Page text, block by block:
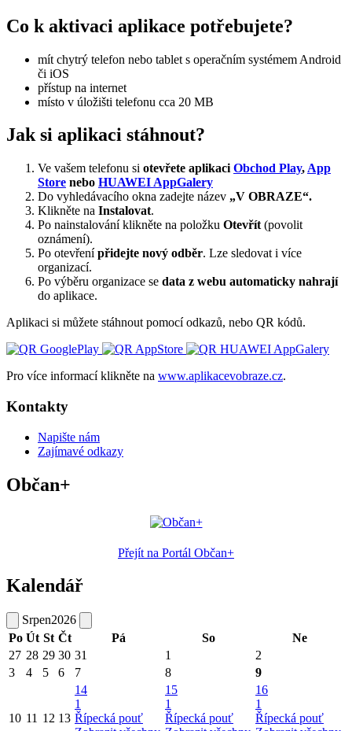
Co k aktivaci aplikace potřebujete?
mít chytrý telefon nebo tablet s operačním systémem Android
či iOS
přístup na internet
místo v úložišti telefonu cca 20 MB
Jak si aplikaci stáhnout?
Ve vašem telefonu si otevřete aplikaci Obchod Play, App
Store nebo HUAWEI AppGalery
Do vyhledávacího okna zadejte název „V OBRAZE“.
Klikněte na Instalovat.
Po nainstalování klikněte na položku Otevřít (povolit
oznámení).
Po otevřenípřidejte nový odběr. Lze sledovat i více
organizací.
Po výběru organizace se data z webu automaticky nahrají
do aplikace.
Aplikaci si můžete stáhnout pomocí odkazů, nebo QR kódů.
Pro více informací klikněte na www.aplikacevobraze.cz.
Kontakty
Napište nám
Zajímavé odkazy
Občan+
Přejít na Portál Občan+
Kalendář
Srpen2026
Po Út St Čt Pá So
Ne
27 28 29 30 31 1
2
3
4 5 6 7 8 9
10 11 12 13
14
1
Řípecká pouť
15
1
Řípecká pouť
16
1
Řípecká pouť